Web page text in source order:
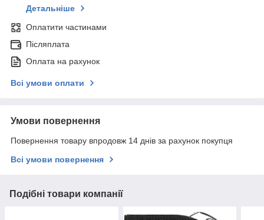
Детальніше
Оплатити частинами
Післяплата
Оплата на рахунок
Всі умови оплати
Умови повернення
Повернення товару впродовж 14 днів за рахунок покупця
Всі умови повернення
Подібні товари компанії